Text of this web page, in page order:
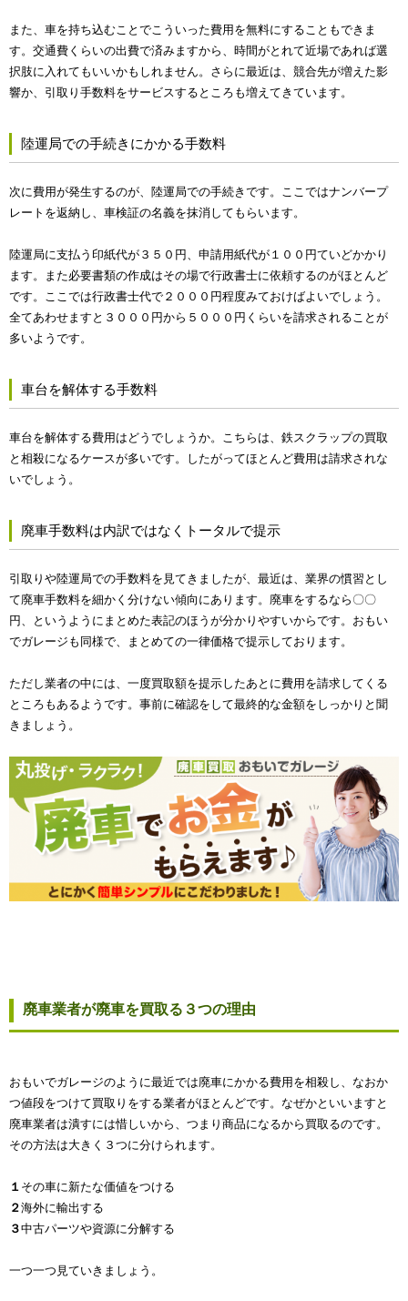
また、車を持ち込むことでこういった費用を無料にすることもできま
す。交通費くらいの出費で済みますから、時間がとれて近場であれば選
択肢に入れてもいいかもしれません。さらに最近は、競合先が増えた影
響か、引取り手数料をサービスするところも増えてきています。
陸運局での手続きにかかる手数料
次に費用が発生するのが、陸運局での手続きです。ここではナンバープ
レートを返納し、車検証の名義を抹消してもらいます。
陸運局に支払う印紙代が３５０円、申請用紙代が１００円ていどかかり
ます。また必要書類の作成はその場で行政書士に依頼するのがほとんど
です。ここでは行政書士代で２０００円程度みておけばよいでしょう。
全てあわせますと３０００円から５０００円くらいを請求されることが
多いようです。
車台を解体する手数料
車台を解体する費用はどうでしょうか。こちらは、鉄スクラップの買取
と相殺になるケースが多いです。したがってほとんど費用は請求されな
いでしょう。
廃車手数料は内訳ではなくトータルで提示
引取りや陸運局での手数料を見てきましたが、最近は、業界の慣習とし
て廃車手数料を細かく分けない傾向にあります。廃車をするなら〇〇
円、というようにまとめた表記のほうが分かりやすいからです。おもい
でガレージも同様で、まとめての一律価格で提示しております。
ただし業者の中には、一度買取額を提示したあとに費用を請求してくる
ところもあるようです。事前に確認をして最終的な金額をしっかりと聞
きましょう。
廃車業者が廃車を買取る３つの理由
おもいでガレージのように最近では廃車にかかる費用を相殺し、なおか
つ値段をつけて買取りをする業者がほとんどです。なぜかといいますと
廃車業者は潰すには惜しいから、つまり商品になるから買取るのです。
その方法は大きく３つに分けられます。
１ その車に新たな価値をつける
２海外に輸出する
３中古パーツや資源に分解する
一つ一つ見ていきましょう。